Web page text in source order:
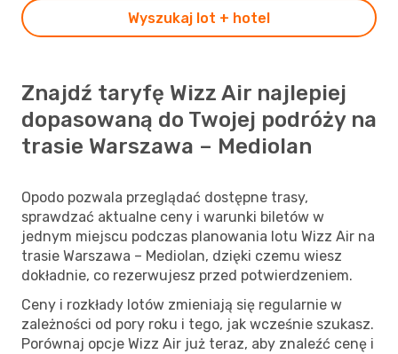
Wyszukaj lot + hotel
Znajdź taryfę Wizz Air najlepiej
dopasowaną do Twojej podróży na
trasie Warszawa – Mediolan
Opodo pozwala przeglądać dostępne trasy,
sprawdzać aktualne ceny i warunki biletów w
jednym miejscu podczas planowania lotu Wizz Air na
trasie Warszawa – Mediolan, dzięki czemu wiesz
dokładnie, co rezerwujesz przed potwierdzeniem.
Ceny i rozkłady lotów zmieniają się regularnie w
zależności od pory roku i tego, jak wcześnie szukasz.
Porównaj opcje Wizz Air już teraz, aby znaleźć cenę i